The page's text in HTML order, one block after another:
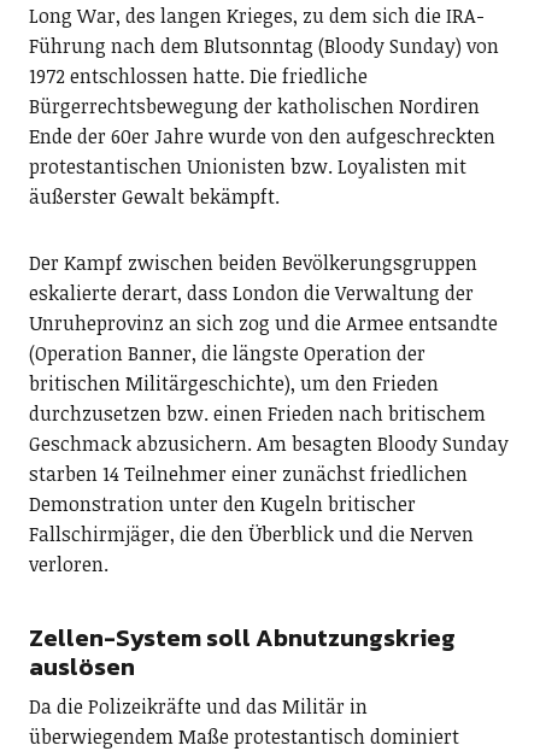
Long War, des langen Krieges, zu dem sich die IRA-
Führung nach dem Blutsonntag (Bloody Sunday) von
1972 entschlossen hatte. Die friedliche
Bürgerrechtsbewegung der katholischen Nordiren
Ende der 60er Jahre wurde von den aufgeschreckten
protestantischen Unionisten bzw. Loyalisten mit
äußerster Gewalt bekämpft.
Der Kampf zwischen beiden Bevölkerungsgruppen
eskalierte derart, dass London die Verwaltung der
Unruheprovinz an sich zog und die Armee entsandte
(Operation Banner, die längste Operation der
britischen Militärgeschichte), um den Frieden
durchzusetzen bzw. einen Frieden nach britischem
Geschmack abzusichern. Am besagten Bloody Sunday
starben 14 Teilnehmer einer zunächst friedlichen
Demonstration unter den Kugeln britischer
Fallschirmjäger, die den Überblick und die Nerven
verloren.
Zellen-System soll Abnutzungskrieg
auslösen
Da die Polizeikräfte und das Militär in
überwiegendem Maße protestantisch dominiert